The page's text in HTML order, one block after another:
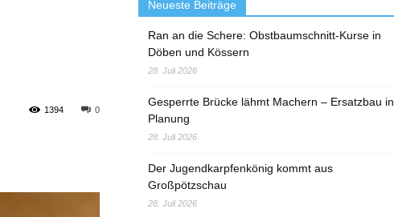
0
1394
Neueste Beiträge
Ran an die Schere: Obstbaumschnitt-Kurse in
Döben und Kössern
28. Juli 2026
Gesperrte Brücke lähmt Machern – Ersatzbau in
Planung
28. Juli 2026
Der Jugendkarpfenkönig kommt aus
Großpötzschau
28. Juli 2026